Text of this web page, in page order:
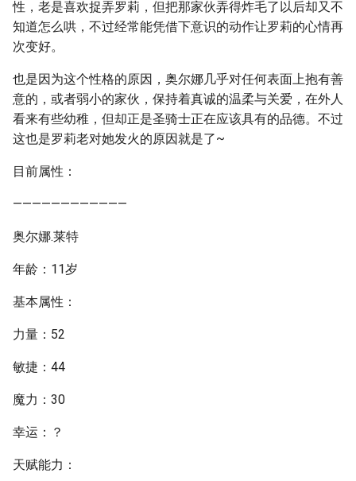
性，老是喜欢捉弄罗莉，但把那家伙弄得炸毛了以后却又不
知道怎么哄，不过经常能凭借下意识的动作让罗莉的心情再
次变好。
也是因为这个性格的原因，奥尔娜几乎对任何表面上抱有善
意的，或者弱小的家伙，保持着真诚的温柔与关爱，在外人
看来有些幼稚，但却正是圣骑士正在应该具有的品德。不过
这也是罗莉老对她发火的原因就是了~
目前属性：
————————————
奥尔娜.莱特
年龄：11岁
基本属性：
力量：52
敏捷：44
魔力：30
幸运：？
天赋能力：